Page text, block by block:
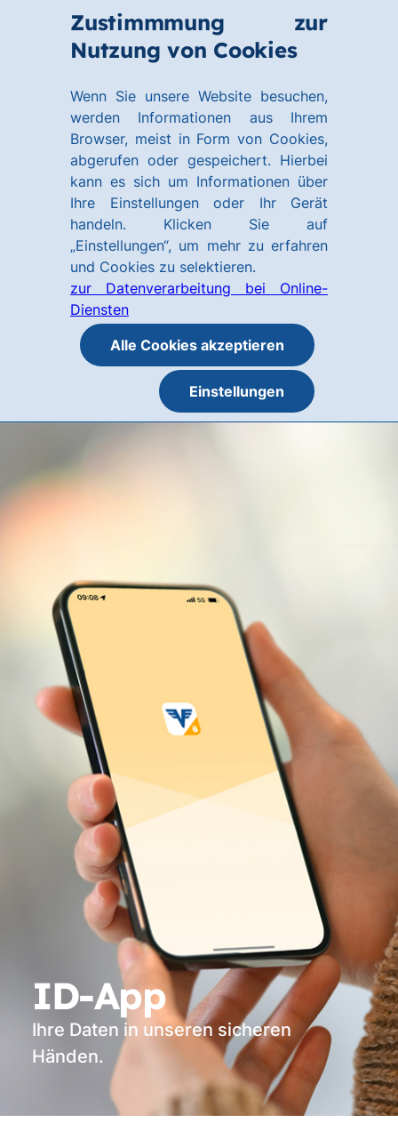
Zustimmmung zur
Nutzung von Cookies
Wenn Sie unsere Website besuchen,
werden Informationen aus Ihrem
Browser, meist in Form von Cookies,
abgerufen oder gespeichert. Hierbei
kann es sich um Informationen über
Ihre Einstellungen oder Ihr Gerät
handeln. Klicken Sie auf
„Einstellungen“, um mehr zu erfahren
und Cookies zu selektieren.
zur Datenverarbeitung bei Online-
Diensten
Alle Cookies akzeptieren
Einstellungen
Hauptinhalt
ID-App
Ihre Daten in unseren sicheren
Händen.